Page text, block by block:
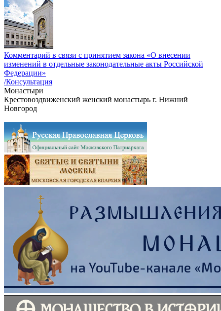
Комментарий в связи с принятием закона «О внесении
изменений в отдельные законодательные акты Российской
Федерации»
/Консультация
Монастыри
Крестовоздвиженский женский монастырь г. Нижний
Новгород